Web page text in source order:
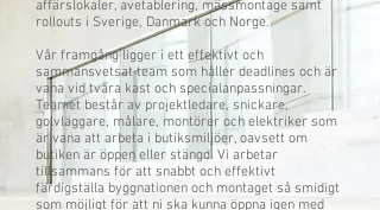
affärslokaler, avetablering, mässmontage samt
rollouts i Sverige, Danmark och Norge.
Vår framgång ligger i ett effektivt och
sammansvetsat team som håller deadlines och är
vana vid tvära kast och specialanpassningar.
Teamet består av projektledare, snickare,
golvläggare, målare, montörer och elektriker som
är vana att arbeta i butiksmiljöer, oavsett om
butiken är öppen eller stängd. Vi arbetar
tillsammans för att snabbt och effektivt
färdigställa byggnationen och montaget så smidigt
som möjligt för att ni ska kunna öppna igen med